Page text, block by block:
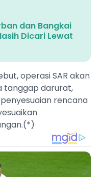
dan Bangkai
Dicari Lewat
operasi SAR akan
tanggap darurat,
rencana